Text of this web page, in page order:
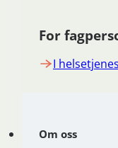
For
I
Om oss